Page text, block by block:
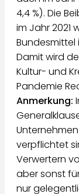
4,4 %). Die
im Jahr 2021
Bundesmittel
Damit wird
Kultur- und
Pandemie
Anmerkung:
verpflichtet
Verwertern
aber sonst
nur